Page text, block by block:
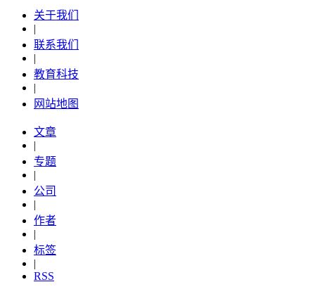
关于我们
|
联系我们
|
教育科技
|
网站地图
文章
|
专题
|
公司
|
作者
|
标签
|
RSS